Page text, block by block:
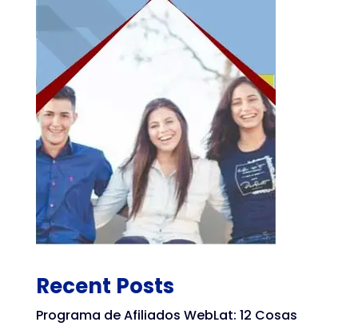
Recent Posts
Programa de Afiliados WebLat: 12 Cosas